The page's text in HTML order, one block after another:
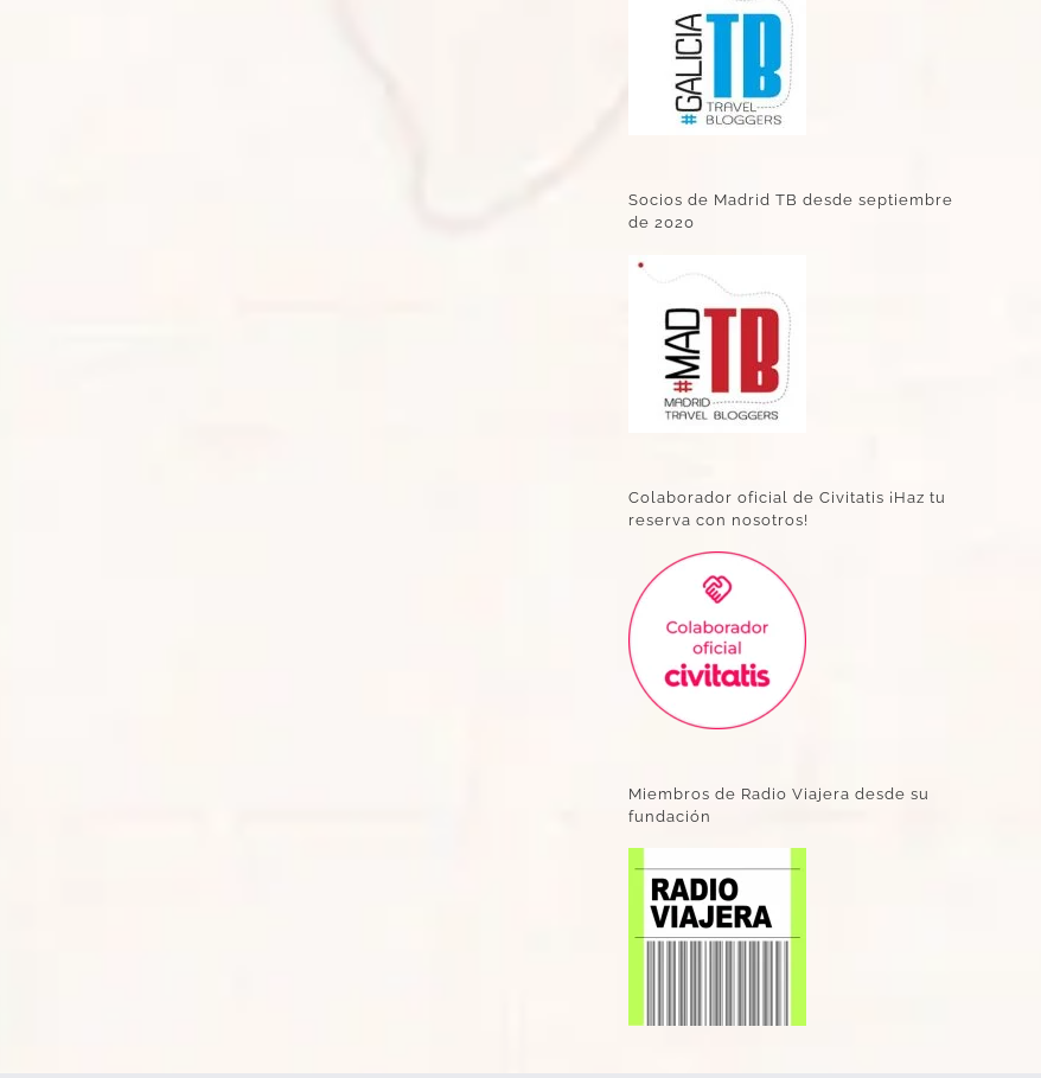
Socios de Madrid TB desde septiembre
de 2020
Colaborador oficial de Civitatis ¡Haz tu
reserva con nosotros!
Miembros de Radio Viajera desde su
fundación